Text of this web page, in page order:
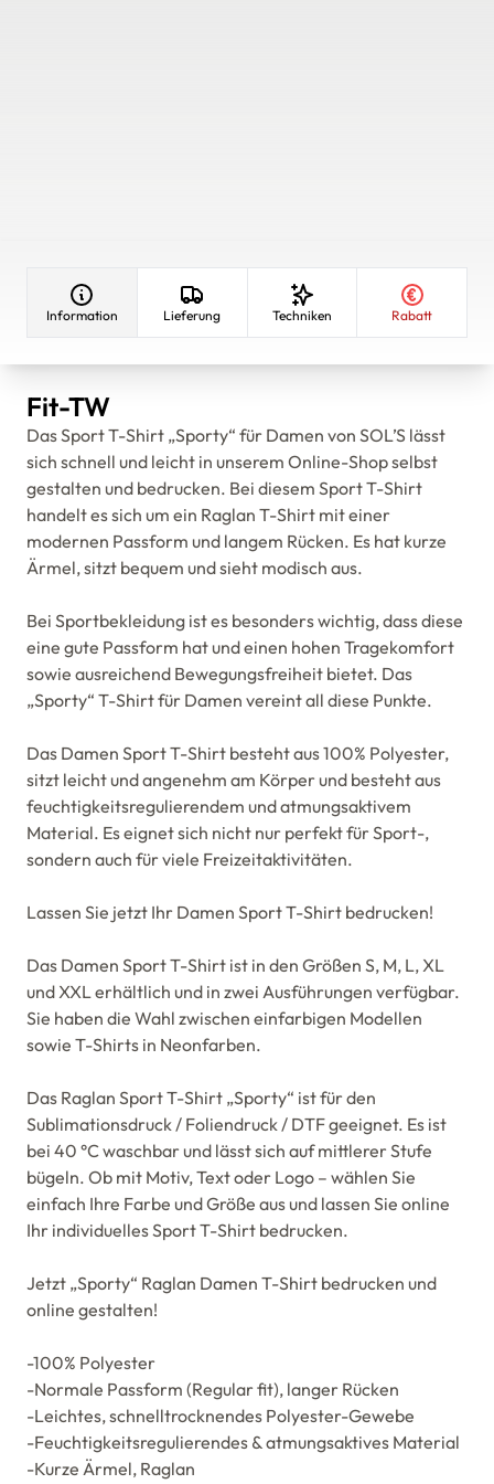
Information Lieferung Techniken Rabatt
Fit-TW
Das Sport T-Shirt „Sporty“ für Damen von SOL’S lässt
sich schnell und leicht in unserem Online-Shop selbst
gestalten und bedrucken. Bei diesem Sport T-Shirt
handelt es sich um ein Raglan T-Shirt mit einer
modernen Passform und langem Rücken. Es hat kurze
Ärmel, sitzt bequem und sieht modisch aus.
Bei Sportbekleidung ist es besonders wichtig, dass diese
eine gute Passform hat und einen hohen Tragekomfort
sowie ausreichend Bewegungsfreiheit bietet. Das
„Sporty“ T-Shirt für Damen vereint all diese Punkte.
Das Damen Sport T-Shirt besteht aus 100% Polyester,
sitzt leicht und angenehm am Körper und besteht aus
feuchtigkeitsregulierendem und atmungsaktivem
Material. Es eignet sich nicht nur perfekt für Sport-,
sondern auch für viele Freizeitaktivitäten.
Lassen Sie jetzt Ihr Damen Sport T-Shirt bedrucken!
Das Damen Sport T-Shirt ist in den Größen S, M, L, XL
und XXL erhältlich und in zwei Ausführungen verfügbar.
Sie haben die Wahl zwischen einfarbigen Modellen
sowie T-Shirts in Neonfarben.
Das Raglan Sport T-Shirt „Sporty“ ist für den
Sublimationsdruck / Foliendruck / DTF geeignet. Es ist
bei 40 °C waschbar und lässt sich auf mittlerer Stufe
bügeln. Ob mit Motiv, Text oder Logo – wählen Sie
einfach Ihre Farbe und Größe aus und lassen Sie online
Ihr individuelles Sport T-Shirt bedrucken.
Jetzt „Sporty“ Raglan Damen T-Shirt bedrucken und
online gestalten!
-100% Polyester
-Normale Passform (Regular fit), langer Rücken
-Leichtes, schnelltrocknendes Polyester-Gewebe
-Feuchtigkeitsregulierendes & atmungsaktives Material
-Kurze Ärmel, Raglan